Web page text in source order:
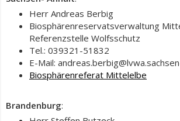
Herr Andreas Berbig
Biosphärenreservatsverwaltung
Referenzstelle Wolfsschutz
Tel.: 039321-51832
E-Mail:
Biosphärenreferat Mittelelbe
Brandenburg: